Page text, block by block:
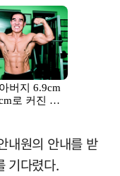
내원의 안내를 받
기다렸다.